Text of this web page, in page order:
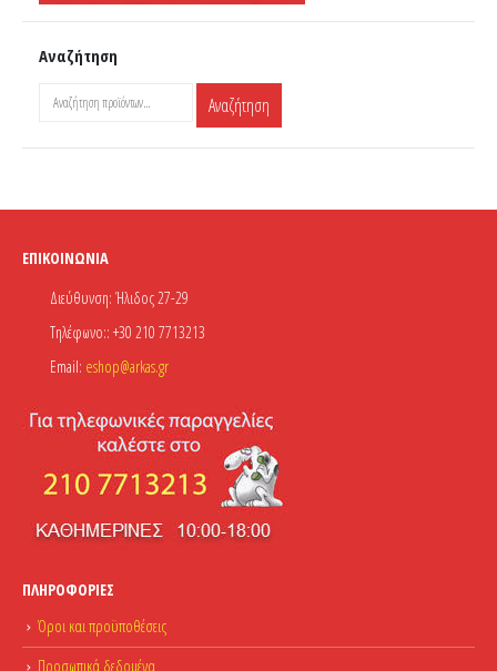
προϊόντος
Αναζήτηση
Αναζήτηση
ΕΠΙΚΟΙΝΩΝΊΑ
Διεύθυνση: Ήλιδος 27-29
Τηλέφωνο:: +30 210 7713213
Email: eshop@arkas.gr
ΠΛΗΡΟΦΟΡΊΕΣ
Όροι και προϋποθέσεις
Προσωπικά δεδομένα